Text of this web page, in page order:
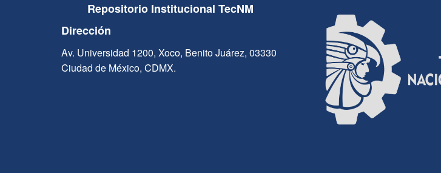
Repositorio Institucional TecNM
Dirección
Av. Universidad 1200, Xoco, Benito Juárez, 03330
Ciudad de México, CDMX.